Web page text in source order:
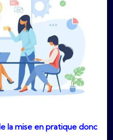
la mise en pratique donc